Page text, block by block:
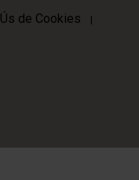
Ús de Cookies |